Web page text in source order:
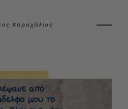
Καραχάλιος